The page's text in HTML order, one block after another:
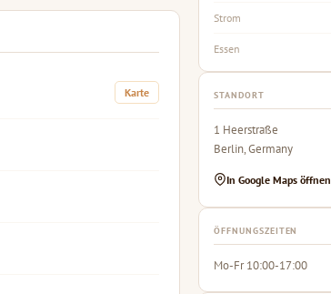
Karte
Strom
Essen
STANDORT
1 Heerstraße
Berlin, Germany
In Google Maps öffnen
ÖFFNUNGSZEITEN
Mo-Fr 10:00-17:00